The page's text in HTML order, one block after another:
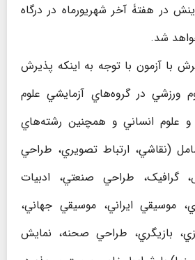
در هفتۀ آخر شهریورماه در درگاه
شد.
با آزمون با توجه به اينكه پذيرش
ورزشي در گروه‌هاي آزمايشي علوم
و علوم انساني و همچنین رشته‌هاي
(نقاشي، ارتباط تصويري، طراحي
گرافیک، طراحي صنعتي، ادبيات
موسيقي ايراني، موسيقي جهاني،
بازيگري، طراحي صحنه، نمايش